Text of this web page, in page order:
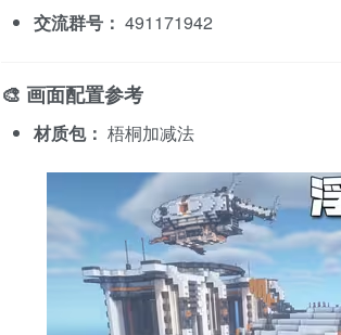
交流群号： 491171942
🎨 画面配置参考
材质包： 梧桐加减法